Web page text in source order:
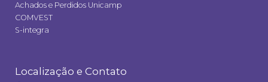
Achados e Perdidos Unicamp
COMVEST
S-integra
Localização e Contato